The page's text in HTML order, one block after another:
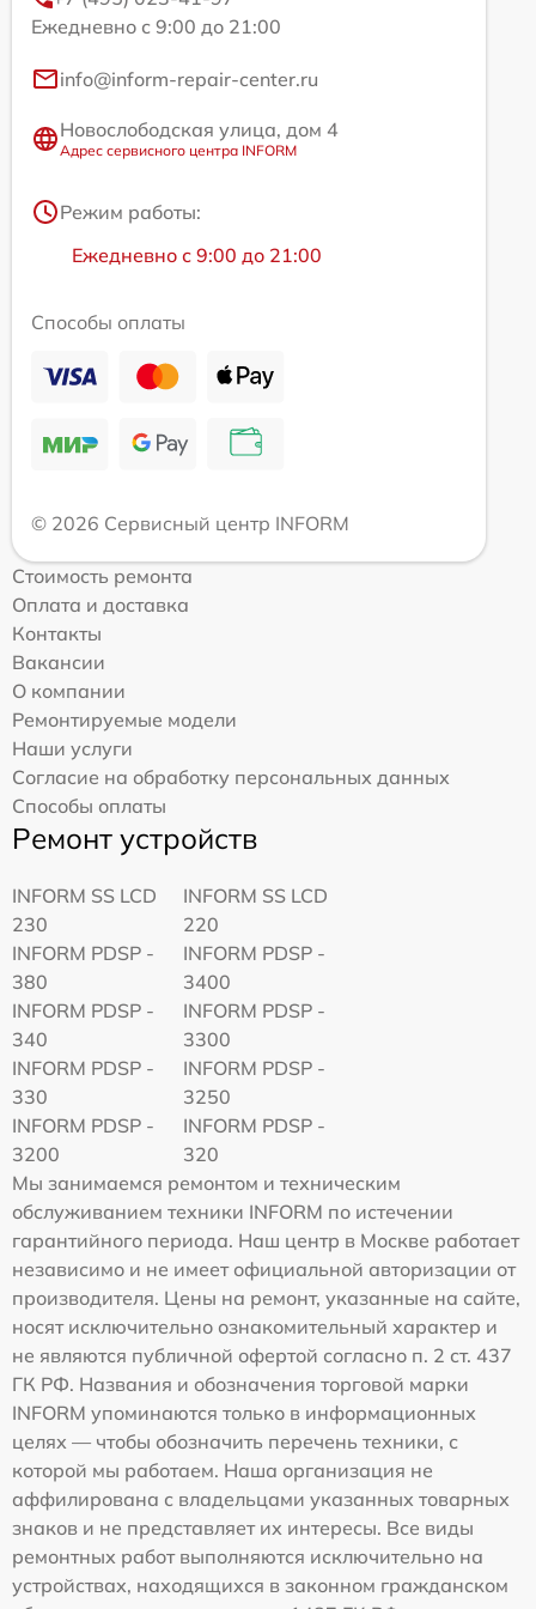
Ежедневно с 9:00 до 21:00
info@inform-repair-center.ru
Новослободская улица, дом 4
Адрес сервисного центра INFORM
Режим работы:
Ежедневно с 9:00 до 21:00
Способы оплаты
© 2026 Сервисный центр INFORM
Стоимость ремонта
Оплата и доставка
Контакты
Вакансии
О компании
Ремонтируемые модели
Наши услуги
Согласие на обработку персональных данных
Способы оплаты
Ремонт устройств
INFORM SS LCD
230
INFORM SS LCD
220
INFORM PDSP -
380
INFORM PDSP -
3400
INFORM PDSP -
340
INFORM PDSP -
3300
INFORM PDSP -
330
INFORM PDSP -
3250
INFORM PDSP -
3200
INFORM PDSP -
320
Мы занимаемся ремонтом и техническим
обслуживанием техники INFORM по истечении
гарантийного периода. Наш центр в Москве работает
независимо и не имеет официальной авторизации от
производителя. Цены на ремонт, указанные на сайте,
носят исключительно ознакомительный характер и
не являются публичной офертой согласно п. 2 ст. 437
ГК РФ. Названия и обозначения торговой марки
INFORM упоминаются только в информационных
целях — чтобы обозначить перечень техники, с
которой мы работаем. Наша организация не
аффилирована с владельцами указанных товарных
знаков и не представляет их интересы. Все виды
ремонтных работ выполняются исключительно на
устройствах, находящихся в законном гражданском